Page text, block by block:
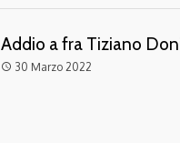
Addio a fra Tiziano
access_time 30 Marzo 2022